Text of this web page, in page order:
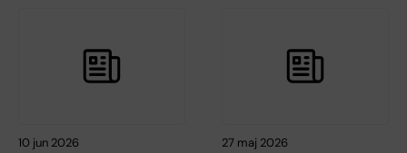
10 jun 2026 27 maj 2026